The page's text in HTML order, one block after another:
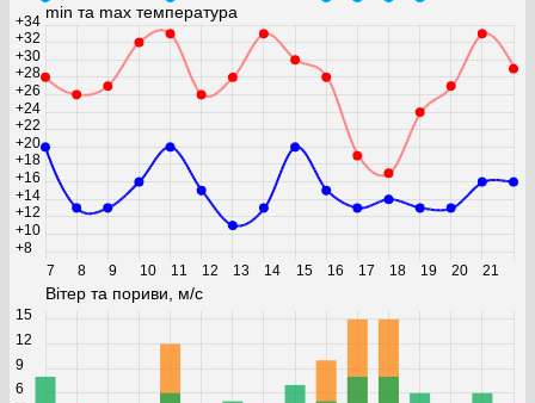
min та max температура
7 8 9 10 11 12 13 14 15 16 17 18 19 20 21
+8
+10
+12
+14
+16
+18
+20
+22
+24
+26
+28
+30
+32
+34
Вітер та пориви, м/с
6
9
12
15